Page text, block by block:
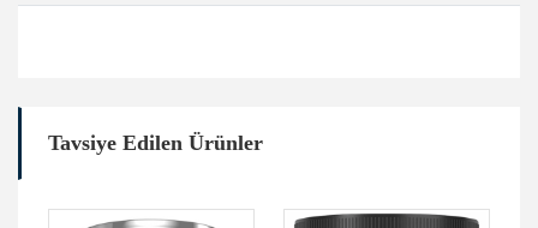
Tavsiye Edilen Ürünler